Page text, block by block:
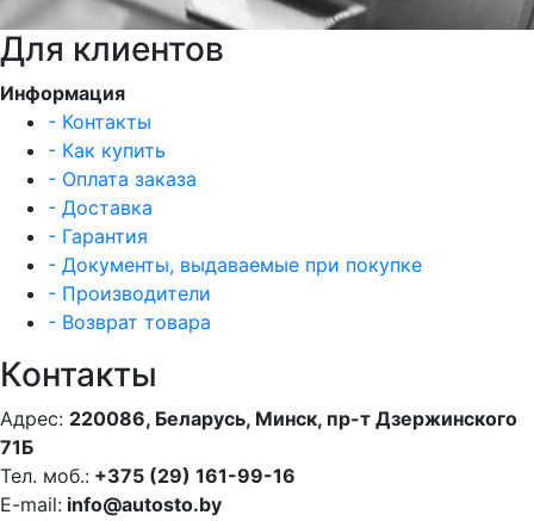
Для клиентов
Информация
- Контакты
- Как купить
- Оплата заказа
- Доставка
- Гарантия
- Документы, выдаваемые при покупке
- Производители
- Возврат товара
Контакты
Адрес: 220086, Беларусь, Минск, пр-т Дзержинского
71Б
Тел. моб.: +375 (29) 161-99-16
E-mail: info@autosto.by